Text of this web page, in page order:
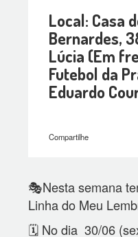
Local: Casa
Bernardes,
Lúcia (Em
Futebol da
Eduardo
Compartilhe
🎭Nesta semana
Linha do Meu
🗓️ No dia 30/06